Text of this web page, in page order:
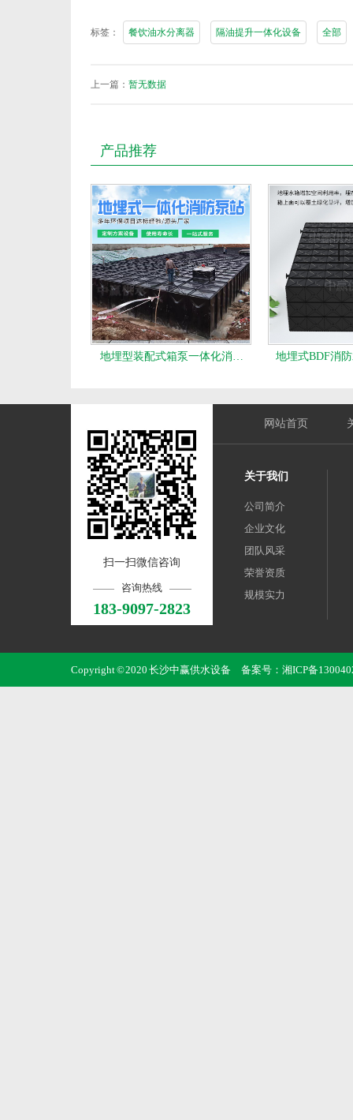
标签： 餐饮油水分离器 隔油提升一体化设备 全部
上一篇： 暂无数据
产品推荐
地埋型装配式箱泵一体化消… 地埋式BDF消
扫一扫微信咨询
咨询热线
183-9097-2823
网站首页
关于我们
公司简介
企业文化
团队风采
荣誉资质
规模实力
Copyright © 2020 长沙中赢供水设备 备案号： 湘ICP备